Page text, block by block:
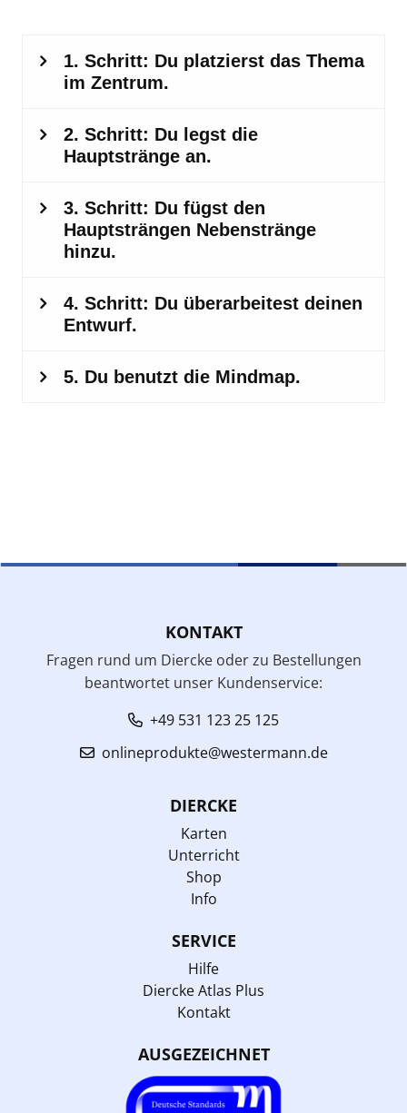
KONTAKT
Fragen rund um Diercke oder zu Bestellungen
beantwortet unser Kundenservice:
+49 531 123 25 125
onlineprodukte@westermann.de
DIERCKE
Karten
Unterricht
Shop
Info
SERVICE
Hilfe
Diercke Atlas Plus
Kontakt
AUSGEZEICHNET